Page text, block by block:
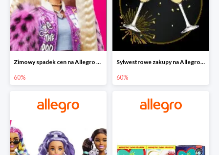
Zimowy spadek cen na Allegro - lalki Barbie do -60%
60%
Sylwestrowe zakupy na Allegro do -60%
60%